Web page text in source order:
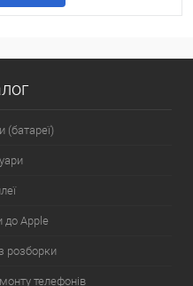
(батареї)
до Apple
розборки
телефонів